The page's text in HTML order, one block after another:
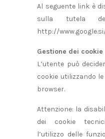
Al seguente link è
sulla tutela
http://
Gestione dei cookie
L’utente può
cookie utilizzando
browser.
Attenzione: la
dei cookie
l’utilizzo delle